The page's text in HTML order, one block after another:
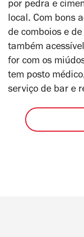
por pedra e
local. Com bons
de comboios e
também
for com os
tem posto
serviço de bar e